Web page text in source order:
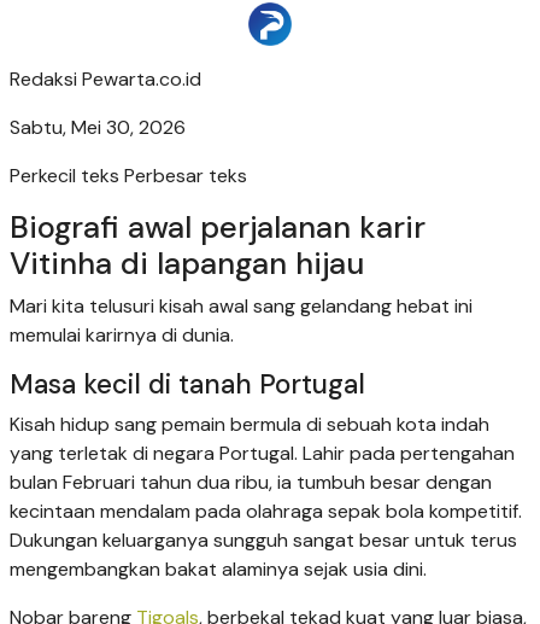
Redaksi Pewarta.co.id
Sabtu, Mei 30, 2026
Perkecil teks Perbesar teks
Biografi awal perjalanan karir
Vitinha di lapangan hijau
Mari kita telusuri kisah awal sang gelandang hebat ini
memulai karirnya di dunia.
Masa kecil di tanah Portugal
Kisah hidup sang pemain bermula di sebuah kota indah
yang terletak di negara Portugal. Lahir pada pertengahan
bulan Februari tahun dua ribu, ia tumbuh besar dengan
kecintaan mendalam pada olahraga sepak bola kompetitif.
Dukungan keluarganya sungguh sangat besar untuk terus
mengembangkan bakat alaminya sejak usia dini.
Nobar bareng Tigoals, berbekal tekad kuat yang luar biasa,